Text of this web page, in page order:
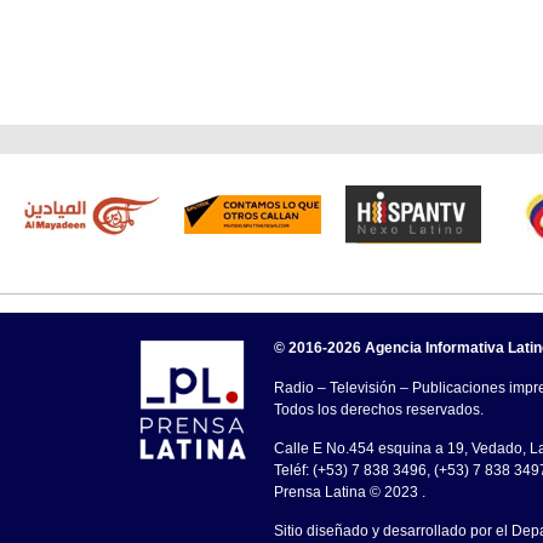
© 2016-2026 Agencia Informativa
Radio – Televisión – Publicaciones
Todos los derechos reservados.
Calle E No.454 esquina a 19, Vedado,
Teléf: (+53) 7 838 3496, (+53) 7 838
Prensa Latina © 2023 .
Sitio diseñado y desarrollado por el